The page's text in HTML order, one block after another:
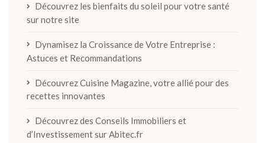
Découvrez les bienfaits du soleil pour votre santé
sur notre site
Dynamisez la Croissance de Votre Entreprise :
Astuces et Recommandations
Découvrez Cuisine Magazine, votre allié pour des
recettes innovantes
Découvrez des Conseils Immobiliers et
d’Investissement sur Abitec.fr